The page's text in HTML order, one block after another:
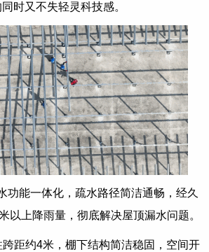
时又不失轻灵科技感。
功能一体化，疏水路径简洁通畅，经久
以上降雨量，彻底解决屋顶漏水问题。
距约4米，棚下结构简洁稳固，空间开